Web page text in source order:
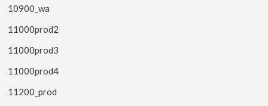
10900_wa
11000prod2
11000prod3
11000prod4
11200_prod